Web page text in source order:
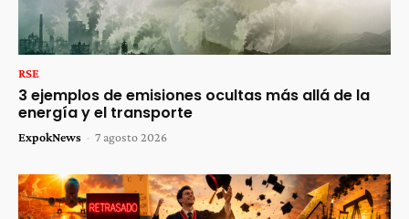
RSE
3 ejemplos de emisiones ocultas más allá de la
energía y el transporte
ExpokNews - 7 agosto 2026